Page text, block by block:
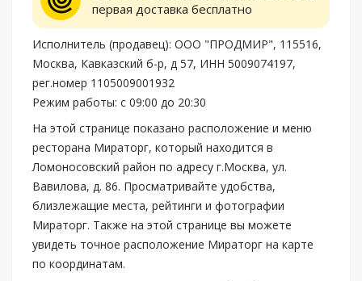
первая доставка бесплатно
Исполнитель (продавец): ООО "ПРОДМИР", 115516,
Москва, Кавказский б-р, д 57, ИНН 5009074197,
рег.номер 1105009001932
Режим работы: с 09:00 до 20:30
На этой странице показано расположение и меню
ресторана Мираторг, который находится в
Ломоносовский район по адресу г.Москва, ул.
Вавилова, д. 86. Просматривайте удобства,
близлежащие места, рейтинги и фотографии
Мираторг. Также на этой странице вы можете
увидеть точное расположение Мираторг на карте
по координатам.